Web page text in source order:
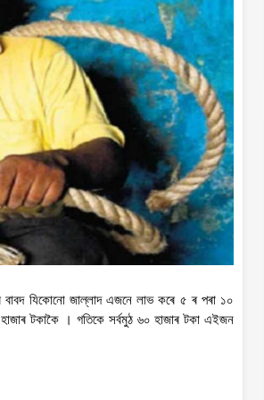
বাবদ যিকোনো জাল্লাদ এজনে লাভ কৰে ৫ ৰ পৰা ১০
টকাকৈ । গতিকে সৰ্বমুঠ ৬০ হাজাৰ টকা এইজন